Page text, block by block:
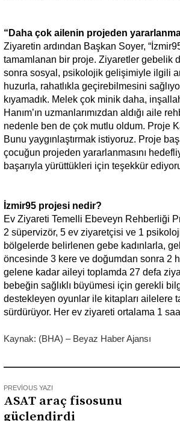
“Daha çok ailenin projeden
Ziyaretin ardından Başkan Soyer,
tamamlanan bir proje. Ziyaretler gebelik
sonra sosyal, psikolojik gelişimiyle ilgili
huzurla, rahatlıkla geçirebilmesini
kıyamadık. Melek çok minik daha,
Hanım’ın uzmanlarımızdan aldığı aile
nedenle ben de çok mutlu oldum. Proje
Bunu yaygınlaştırmak istiyoruz. Proje
çocuğun projeden yararlanmasını
başarıyla yürüttükleri için teşekkür
İzmir95 projesi nedir?
Ev Ziyareti Temelli Ebeveyn Rehberliği
2 süpervizör, 5 ev ziyaretçisi ve 1
bölgelerde belirlenen gebe kadınlarla,
öncesinde 3 kere ve doğumdan sonra 2
gelene kadar aileyi toplamda 27 defa
bebeğin sağlıklı büyümesi için gerekli
destekleyen oyunlar ile kitapları ailelere
sürdürüyor. Her ev ziyareti ortalama 1
Kaynak: (BHA) – Beyaz Haber Ajansı
PREVIOUS YAZI
ASAT araç fisosunu
güçlendirdi